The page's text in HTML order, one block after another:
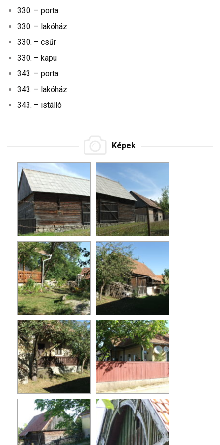
330. – porta
330. – lakóház
330. – csűr
330. – kapu
343. – porta
343. – lakóház
343. – istálló
Képek